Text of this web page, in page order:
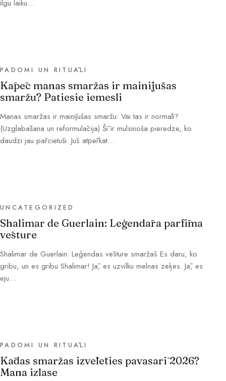
ilgu laiku…
PADOMI UN RITUĀLI
Kāpēc manas smaržas ir mainījušas
smaržu? Patiesie iemesli
Manas smaržas ir mainījušas smaržu: Vai tas ir normāli?
(Uzglabāšana un reformulācija) Šī ir mulsinoša pieredze, ko
daudzi jau pārcietuši. Jūs atpērkat…
UNCATEGORIZED
Shalimar de Guerlain: Leģendāra parfīma
vēsture
Shalimar de Guerlain: Leģendas vēsture smaržās Es daru, ko
gribu, un es gribu Shalimar! Jā, es uzvilku melnas zeķes. Jā, es
eju…
PADOMI UN RITUĀLI
Kādas smaržas izvēlēties pavasarī 2026?
Mana izlase